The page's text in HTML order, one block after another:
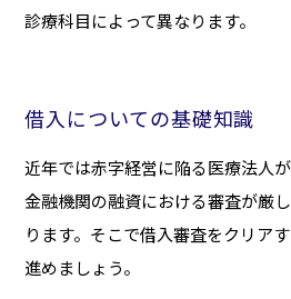
診療科目によって異なります。
借入についての基礎知識
近年では赤字経営に陥る医療法人
金融機関の融資における審査が厳
ります。そこで借入審査をクリア
進めましょう。